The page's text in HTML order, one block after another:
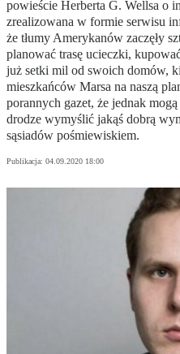
powieście Herberta G. Wellsa o
zrealizowana w formie serwisu
że tłumy Amerykanów zaczęły
planować trasę ucieczki,
już setki mil od swoich domów,
mieszkańców Marsa na naszą
porannych gazet, że jednak
drodze wymyślić jakąś dobrą
sąsiadów pośmiewiskiem.
Publikacja: 04.09.2020 18:00